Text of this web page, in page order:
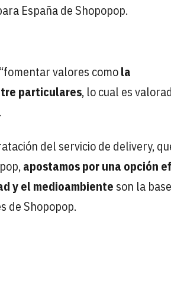
España de Shopopop.
valores comola
particulares, lo cual es
del servicio de delivery,
apostamos por una opción
y el medioambiente son la
de Shopopop.